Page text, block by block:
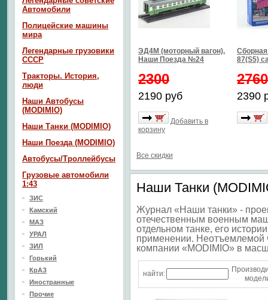
ЭД4М (моторный вагон),
Наши Поезда №24
2300
2190 руб
Добавить в
корзину
87(S5)
2760
2390
Все скидки
Наши Танки
Журнал «Наши танки» -
отечественным военным
отдельном танке, его
применении. Неотъемлемой
компании «MODIMIO» в
найти:
Автомобили
Полицейские машины
мира
Легендарные грузовики
СССР
Тракторы. История,
люди
Наши Автобусы
(MODIMIO)
Наши Танки (MODIMIO)
Наши Поезда (MODIMIO)
Автобусы/Троллейбусы
Грузовые автомобили
1:43
ЗИС
Камский
МАЗ
УРАЛ
ЗИЛ
Горький
КрАЗ
Иностранные
Прочие